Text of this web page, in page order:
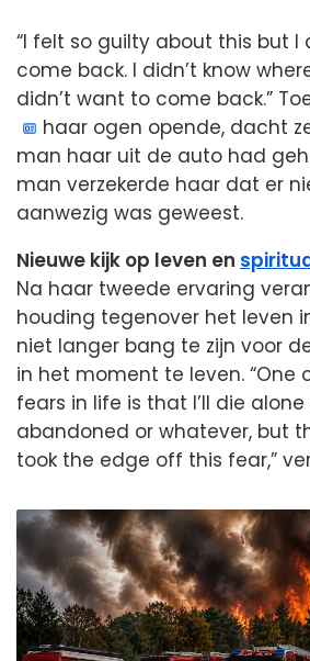
“I felt so guilty about this but
come back. I didn’t know
didn’t want to come back.”
haar ogen opende, dacht
man haar uit de auto had
man verzekerde haar dat er
aanwezig was geweest.
Nieuwe kijk op leven en
Na haar tweede ervaring
houding tegenover het leven
niet langer bang te zijn voor
in het moment te leven. “One
fears in life is that I’ll die alone
abandoned or whatever, but
took the edge off this fear,”